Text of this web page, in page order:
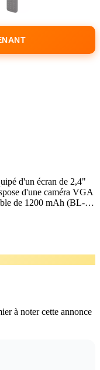
d'un écran de 2,4"
d'une caméra VGA
de 1200 mAh (BL-
GSM 900 et
Il est également
à noter cette annonce